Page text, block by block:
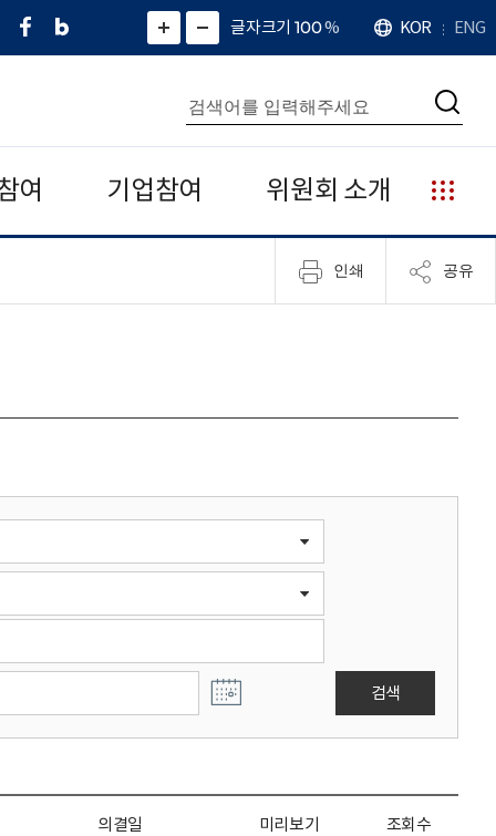
페
네
그
)
화
면
면
소
확
대
치
글자크기 100%
언
어
KOR ENG
통
합
검
색
검
여 기업참여 위원회 소개
누
리
집
안
인쇄 공유
검색
의결일 미리보기 조회수